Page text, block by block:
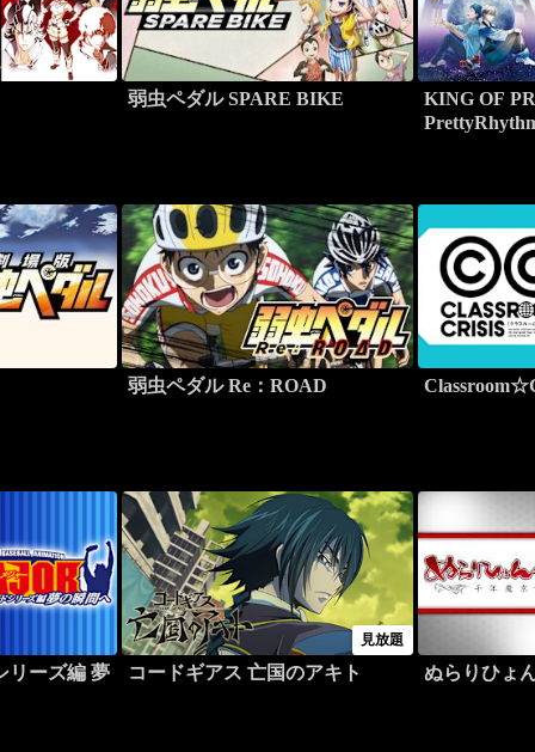
弱虫ペダル SPARE BIKE
KING OF
弱虫ペダル Re：ROAD
リーズ編 夢
見放題
コードギアス 亡国のアキト ぬらりひょ